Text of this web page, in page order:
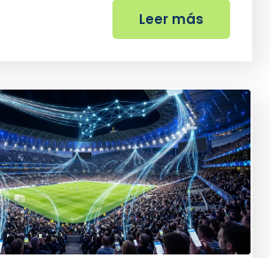
Leer más